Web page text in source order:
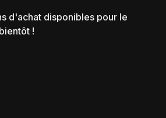
d'achat disponibles pour le
!